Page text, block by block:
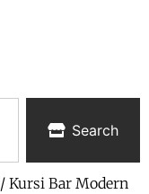
Search
/ Kursi Bar Modern